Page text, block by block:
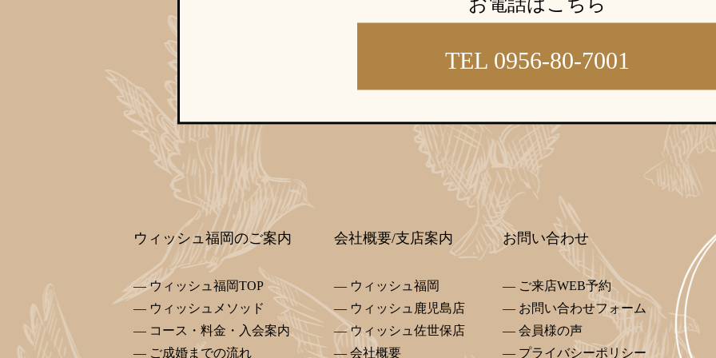
ウィッシュブログ
会社概要 プライバシーポリシー 特定商取引法の表記につい
TEL 0956-80-7001
ウィッシュ福岡のご案内
ウィッシュ福岡TOP
ウィッシュメソッド
コース・料金・入会案内
ご成婚までの流れ
会社概要/支店案内
ウィッシュ福岡
ウィッシュ鹿児島店
ウィッシュ佐世保店
会社概要
お問い合わせ
ご来店WEB予約
お問い合わせフォーム
会員様の声
プライバシーポリシー